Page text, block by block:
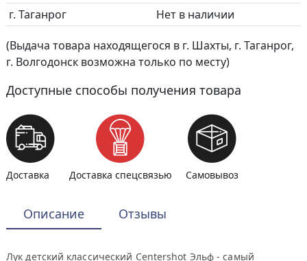
г. Таганрог
Нет в наличии
(Выдача товара находящегося в г. Шахты, г. Таганрог,
г. Волгодонск возможна только по месту)
Доступные способы получения товара
Доставка Доставка спецсвязью Самовывоз
Описание Отзывы
Лук детский классический Centershot Эльф - самый